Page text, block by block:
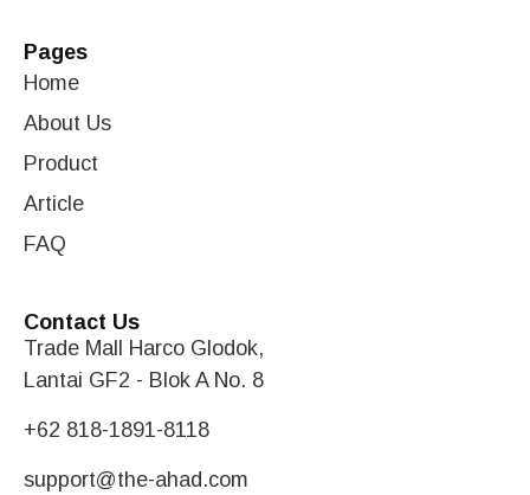
Pages
Home
About Us
Product
Article
FAQ
Contact Us
Trade Mall Harco Glodok,
Lantai GF2 - Blok A No. 8
+62 818-1891-8118
support@the-ahad.com